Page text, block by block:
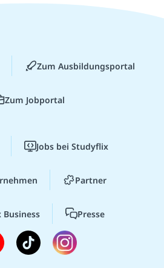
Zum Ausbildungsportal
Zum Jobportal
Jobs bei Studyflix
Partner
Presse